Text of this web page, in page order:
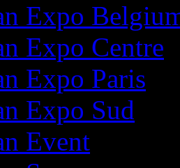
Expo
Expo Centre
Expo Paris
Expo Sud
Event